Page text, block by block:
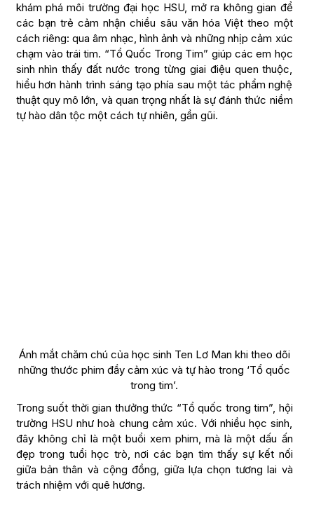
khám phá môi trường đại học HSU, mở ra không gian để
các bạn trẻ cảm nhận chiều sâu văn hóa Việt theo một
cách riêng: qua âm nhạc, hình ảnh và những nhịp cảm xúc
chạm vào trái tim. “Tổ Quốc Trong Tim” giúp các em học
sinh nhìn thấy đất nước trong từng giai điệu quen thuộc,
hiểu hơn hành trình sáng tạo phía sau một tác phẩm nghệ
thuật quy mô lớn, và quan trọng nhất là sự đánh thức niềm
tự hào dân tộc một cách tự nhiên, gần gũi.
Ánh mắt chăm chú của học sinh Ten Lơ Man khi theo dõi
những thước phim đầy cảm xúc và tự hào trong ‘Tổ quốc
trong tim’.
Trong suốt thời gian thưởng thức “Tổ quốc trong tim”, hội
trường HSU như hoà chung cảm xúc. Với nhiều học sinh,
đây không chỉ là một buổi xem phim, mà là một dấu ấn
đẹp trong tuổi học trò, nơi các bạn tìm thấy sự kết nối
giữa bản thân và cộng đồng, giữa lựa chọn tương lai và
trách nhiệm với quê hương.